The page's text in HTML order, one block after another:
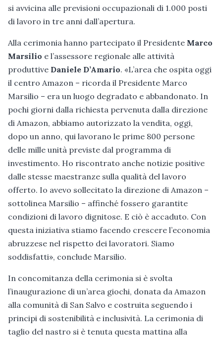
si avvicina alle previsioni occupazionali di 1.000 posti
di lavoro in tre anni dall’apertura.
Alla cerimonia hanno partecipato il Presidente Marco
Marsilio e l’assessore regionale alle attività
produttive Daniele D’Amario. «L’area che ospita oggi
il centro Amazon – ricorda il Presidente Marco
Marsilio – era un luogo degradato e abbandonato. In
pochi giorni dalla richiesta pervenuta dalla direzione
di Amazon, abbiamo autorizzato la vendita, oggi,
dopo un anno, qui lavorano le prime 800 persone
delle mille unità previste dal programma di
investimento. Ho riscontrato anche notizie positive
dalle stesse maestranze sulla qualità del lavoro
offerto. Io avevo sollecitato la direzione di Amazon –
sottolinea Marsilio – affinché fossero garantite
condizioni di lavoro dignitose. E ciò è accaduto. Con
questa iniziativa stiamo facendo crescere l’economia
abruzzese nel rispetto dei lavoratori. Siamo
soddisfatti», conclude Marsilio.
In concomitanza della cerimonia si è svolta
l’inaugurazione di un’area giochi, donata da Amazon
alla comunità di San Salvo e costruita seguendo i
principi di sostenibilità e inclusività. La cerimonia di
taglio del nastro si è tenuta questa mattina alla